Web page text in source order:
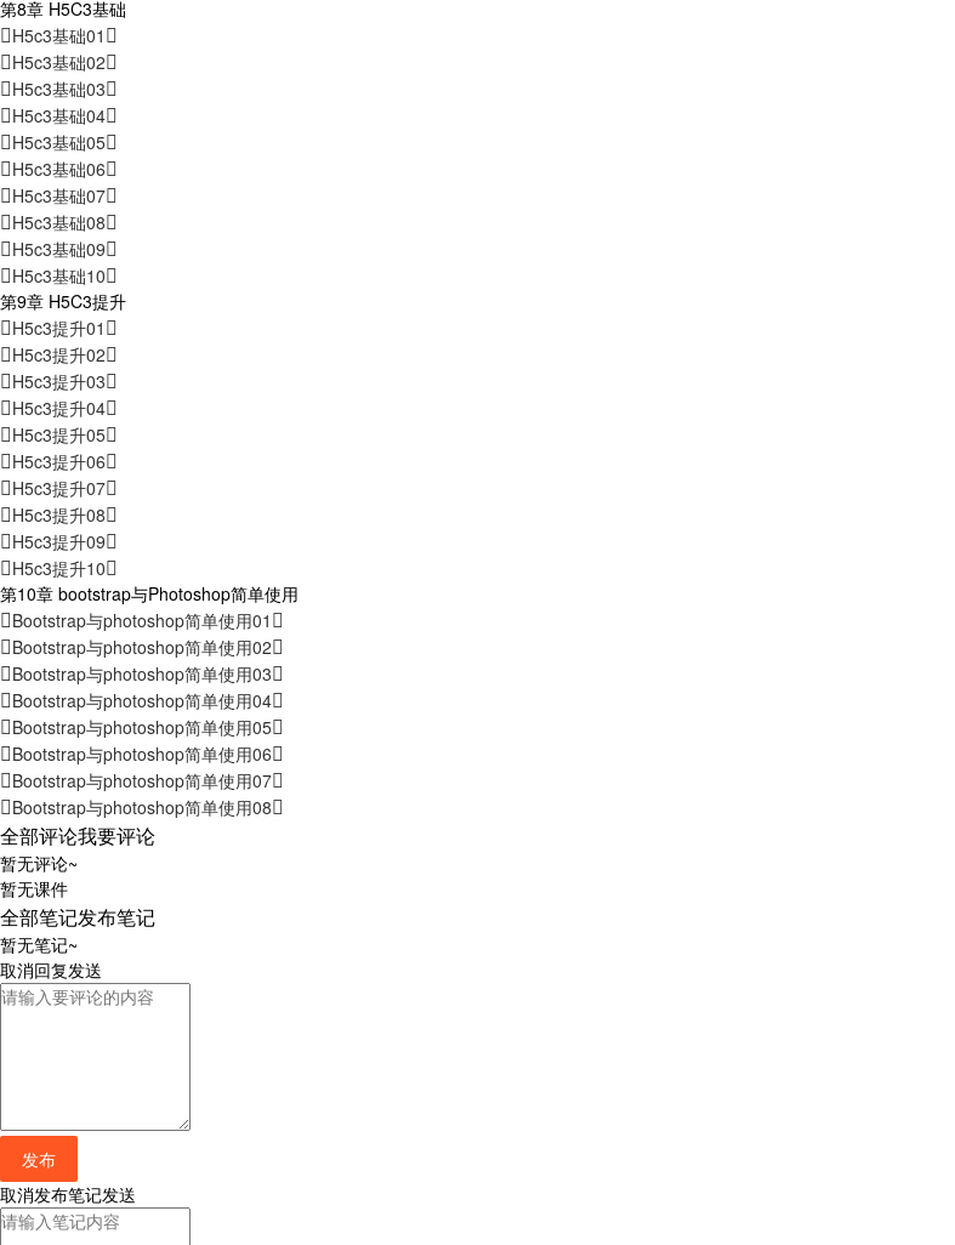
第8章 H5C3基础
H5c3基础01
H5c3基础02
H5c3基础03
H5c3基础04
H5c3基础05
H5c3基础06
H5c3基础07
H5c3基础08
H5c3基础09
H5c3基础10
第9章 H5C3提升
H5c3提升01
H5c3提升02
H5c3提升03
H5c3提升04
H5c3提升05
H5c3提升06
H5c3提升07
H5c3提升08
H5c3提升09
H5c3提升10
第10章 bootstrap与Photoshop简单使用
Bootstrap与photoshop简单使用01
Bootstrap与photoshop简单使用02
Bootstrap与photoshop简单使用03
Bootstrap与photoshop简单使用04
Bootstrap与photoshop简单使用05
Bootstrap与photoshop简单使用06
Bootstrap与photoshop简单使用07
Bootstrap与photoshop简单使用08
全部评论我要评论
暂无评论~
暂无课件
全部笔记发布笔记
暂无笔记~
取消回复发送
发布
取消发布笔记发送